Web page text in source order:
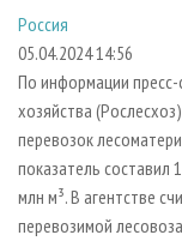
СУШКА
ПРОИЗВОДСТВО
ДЕРЕВЯННОЕ
БИОЭНЕРГЕТИКА
ЦБП
ПЕРСОНЫ
МОБИЛЬНЫЕ
ОФИЦИАЛЬНЫЕ
RUSSIAN
ГАЗЕТА
КОНТАКТЫ
РЕКЛАМА
РЕКЛАМА НА
Россия
05.04.2024 14:56
По информации
хозяйства
перевозок
показатель составил
млн м³. В агентстве
перевозимой